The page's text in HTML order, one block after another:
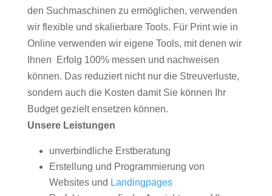
den Suchmaschinen zu ermöglichen, verwenden
wir flexible und skalierbare Tools. Für Print wie in
Online verwenden wir eigene Tools, mit denen wir
Ihnen Erfolg 100% messen und nachweisen
können. Das reduziert nicht nur die Streuverluste,
sondern auch die Kosten damit Sie können Ihr
Budget gezielt ensetzen können.
Unsere Leistungen
unverbindliche Erstberatung
Erstellung und Programmierung von
Websites und Landingpages